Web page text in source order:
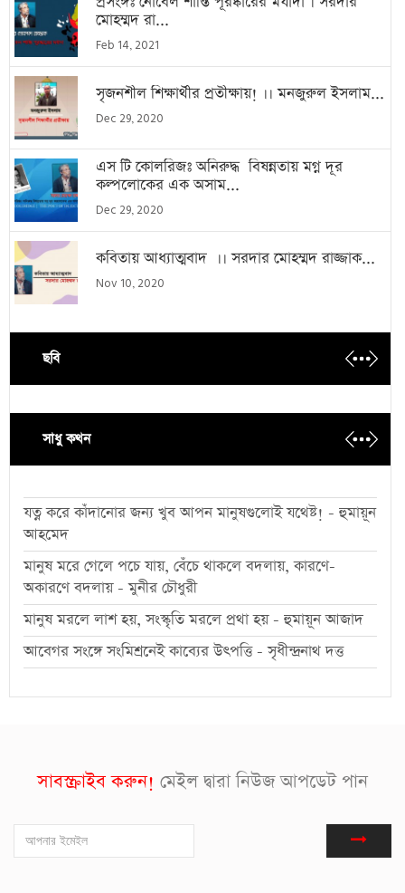
মোহম্মদ রা...
Feb 14, 2021
সৃজনশীল শিক্ষার্থীর প্রতীক্ষায়! ।। মনজুরুল ইসলাম...
Dec 29, 2020
এস টি কোলরিজঃ অনিরুদ্ধ বিষন্নতায় মগ্ন দূর
কল্পলোকের এক অসাম...
Dec 29, 2020
কবিতায় আধ্যাত্মবাদ ।। সরদার মোহম্মদ রাজ্জাক...
Nov 10, 2020
ছবি
সাধু কথন
যত্ন করে কাঁদানোর জন্য খুব আপন মানুষগুলোই যথেষ্ট! - হুমায়ূন
আহমেদ
মানুষ মরে গেলে পচে যায়, বেঁচে থাকলে বদলায়, কারণে-
অকারণে বদলায় - মুনীর চৌধুরী
মানুষ মরলে লাশ হয়, সংস্কৃতি মরলে প্রথা হয় - হুমায়ূন আজাদ
আবেগর সংঙ্গে সংমিশ্রনেই কাব্যের উৎপত্তি - সৃধীন্দ্রনাথ দত্ত
সাবস্ক্রাইব করুন! মেইল দ্বারা নিউজ আপডেট পান